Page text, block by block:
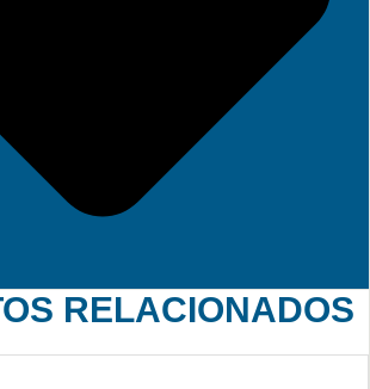
RELACIONADOS